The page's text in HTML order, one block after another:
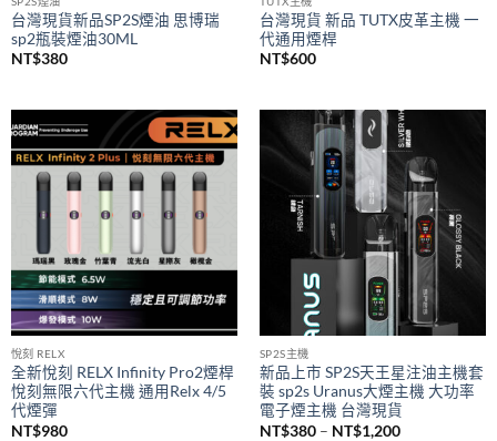
台灣現貨新品SP2S煙油 思博瑞
sp2瓶裝煙油30ML
NT$380
台灣現貨 新品 TUTX皮革主機 一
代通用煙桿
NT$600
悅刻 RELX
全新悅刻 RELX Infinity Pro2煙桿
悅刻無限六代主機 通用Relx 4/5
代煙彈
NT$980
SP2S主機
新品上市 SP2S天王星注油主機套
裝 sp2s Uranus大煙主機 大功率
電子煙主機 台灣現貨
NT$380 – NT$1,200價